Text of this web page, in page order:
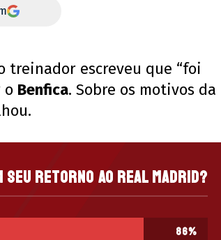
treinador escreveu que “foi
o Benfica. Sobre os motivos da
seu retorno ao Real Madrid?
86%